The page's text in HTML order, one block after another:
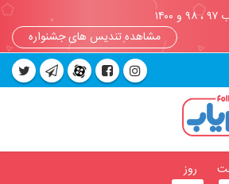
مشاهده تندیس های جشنواره
روز